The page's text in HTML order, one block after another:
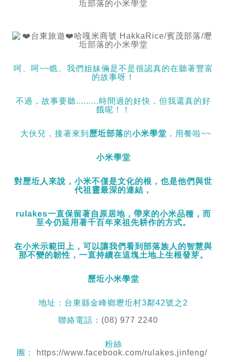
呵、呵~~瞧、我們姐妹倆是不是很認真的在聽著豐富
的故事呀！
不過，故事要聽.........時間過的好快，但我還真的好
餓呢！！
大伙兒，接著來到 歷坵部落的小米學堂 ，用餐啦~~
小米學堂
對歷坵人來說，小米不僅是文化的根，也是他們與世
代祖靈最深的連結，
rulakes一直保留著自原居地，帶來的小米品種，而
至今仍延用著千百年來祖先耕作的方式。
在小米示範田上，可以讓我們看到部落族人的智慧與
那不變的韌性，一直持續在這塊土地上生根發芽。
歷坵小米學堂
地址：台東縣金峰鄉壢坵村3鄰42號之2
聯絡電話： (08) 977 2240
粉絲
團：
https://www.facebook.com/rulakes.jinfeng/